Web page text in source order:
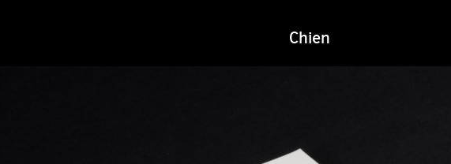
Chien